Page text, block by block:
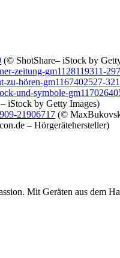
(© ShotShare– iStock by
zeitung-gm1128119311-
zu-hören-gm1167402527-
und-symbole-
iStock by Getty Images)
21906717 (©
– Hörgerätehersteller)
Mit Geräten aus dem